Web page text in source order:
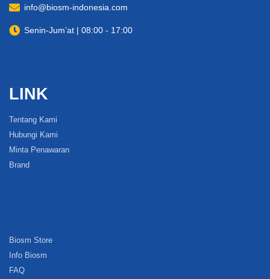
info@biosm-indonesia.com
Senin-Jum’at | 08:00 - 17:00
LINK
Tentang Kami
Hubungi Kami
Minta Penawaran
Brand
Biosm Store
Info Biosm
FAQ